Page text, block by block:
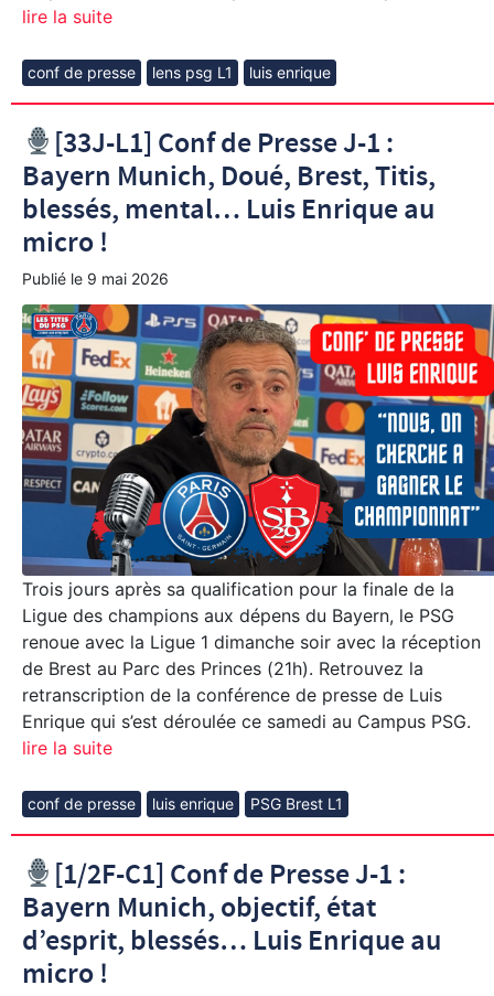
lire la suite
conf de presse lens psg L1 luis enrique
[33J-L1] Conf de Presse J-1 :
Bayern Munich, Doué, Brest, Titis,
blessés, mental… Luis Enrique au
micro !
Publié le 9 mai 2026
Trois jours après sa qualification pour la finale de la
Ligue des champions aux dépens du Bayern, le PSG
renoue avec la Ligue 1 dimanche soir avec la réception
de Brest au Parc des Princes (21h). Retrouvez la
retranscription de la conférence de presse de Luis
Enrique qui s’est déroulée ce samedi au Campus PSG.
lire la suite
conf de presse luis enrique PSG Brest L1
[1/2F-C1] Conf de Presse J-1 :
Bayern Munich, objectif, état
d’esprit, blessés… Luis Enrique au
micro !